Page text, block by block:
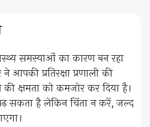
समस्याओं का कारण बन रहा
आपकी प्रतिरक्षा प्रणाली की
की क्षमता को कमजोर कर दिया है।
सकता है लेकिन चिंता न करें, जल्द